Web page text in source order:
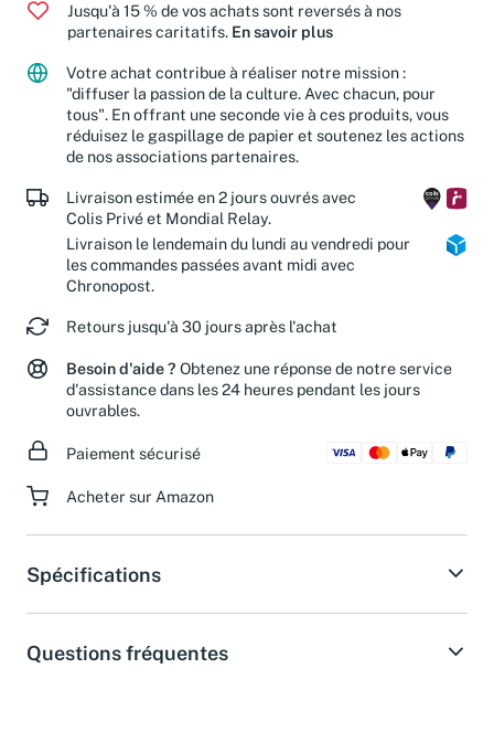
Jusqu'à 15 % de vos achats sont reversés à nos
partenaires caritatifs. En savoir plus
Votre achat contribue à réaliser notre mission :
"diffuser la passion de la culture. Avec chacun, pour
tous". En offrant une seconde vie à ces produits, vous
réduisez le gaspillage de papier et soutenez les actions
de nos associations partenaires.
Livraison estimée en 2 jours ouvrés avec
Colis Privé et Mondial Relay.
Livraison le lendemain du lundi au vendredi pour
les commandes passées avant midi avec
Chronopost.
Retours jusqu'à 30 jours après l'achat
Besoin d'aide ? Obtenez une réponse de notre service
d'assistance dans les 24 heures pendant les jours
ouvrables.
Paiement sécurisé
Acheter sur Amazon
Spécifications
Questions fréquentes